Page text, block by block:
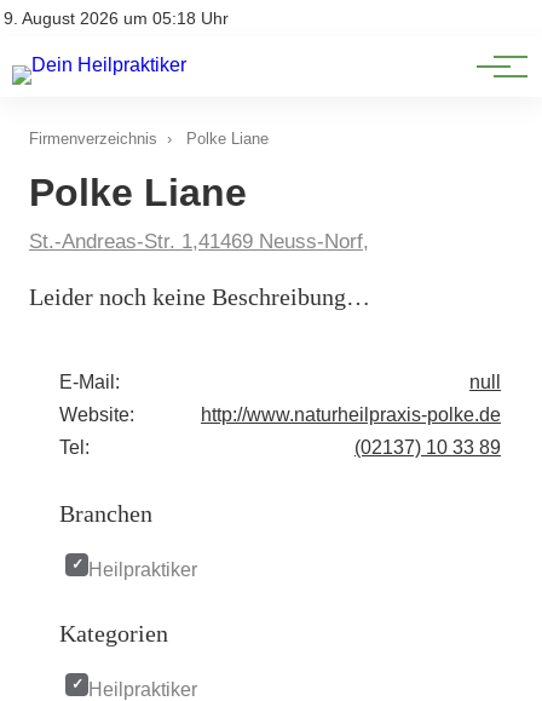
9. August 2026 um 05:18 Uhr
Impressum
Natürliche Medizin
Heilpflanzen & Kräuterkunde
Firmenverzeichnis › Polke Liane
Polke Liane
St.-Andreas-Str. 1,41469 Neuss-Norf,
Leider noch keine Beschreibung…
E-Mail:
null
Website:
http://www.naturheilpraxis-polke.de
Tel:
(02137) 10 33 89
Branchen
Heilpraktiker
Kategorien
Heilpraktiker